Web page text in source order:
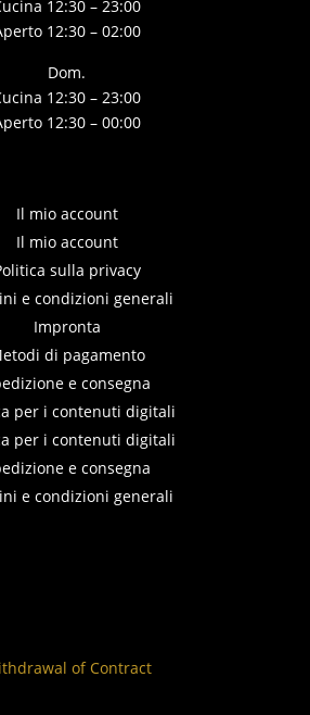
12:30 – 23:00
12:30 – 02:00
Dom.
12:30 – 23:00
12:30 – 00:00
Il mio account
Il mio account
sulla privacy
e condizioni generali
Impronta
di pagamento
e consegna
per i contenuti digitali
per i contenuti digitali
e consegna
e condizioni generali
of Contract